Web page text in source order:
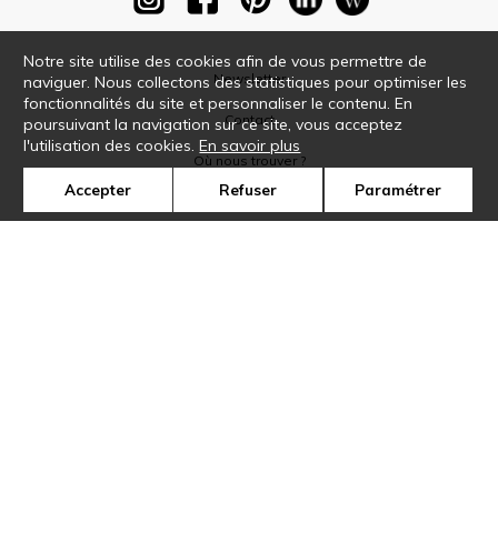
Newsletter
Contact
Où nous trouver ?
Notre site utilise des cookies afin de vous permettre de
naviguer. Nous collectons des statistiques pour optimiser les
fonctionnalités du site et personnaliser le contenu. En
poursuivant la navigation sur ce site, vous acceptez
l'utilisation des cookies.En savoir plus
Accepter Refuser Paramétrer